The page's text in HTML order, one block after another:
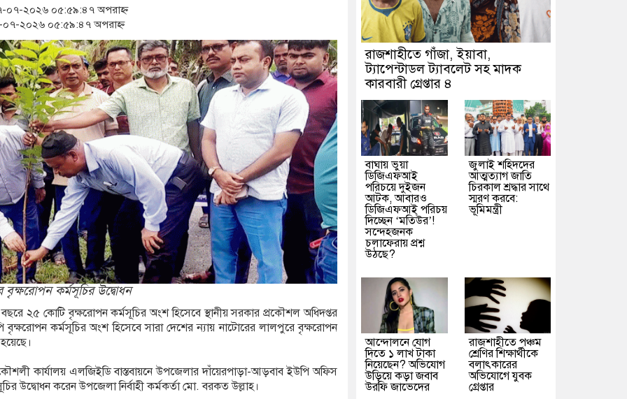
উপসর্গ নিয়ে আরও ৩ শিশুর মৃত্যু
উঠছে?
কারবারি গ্রেপ্তার
২০২৬ ০৫:৫৯:৪৭ অপরাহ্ন
২০২৬ ০৫:৫৯:৪৭ অপরাহ্ন
কর্মসূচির উদ্বোধন
বছরে ২৫ কোটি বৃক্ষরোপন কর্মসূচির অংশ হিসেবে স্থানীয় সরকার প্রকৌশল অধিদপ্তর
বৃক্ষরোপন কর্মসূচির অংশ হিসেবে সারা দেশের ন্যায় নাটোরের লালপুরে বৃক্ষরোপন
কার্যালয় এলজিইডি বাস্তবায়নে উপজেলার দাঁয়েরপাড়া-আড়বাব ইউপি অফিস
উদ্বোধন করেন উপজেলা নির্বাহী কর্মকর্তা মো. বরকত উল্লাহ।
রাজশাহীতে গাঁজা, ইয়াবা,
ট্যাপেন্টাডল ট্যাবলেট সহ মাদক
কারবারী গ্রেপ্তার ৪
বাঘায় ভুয়া
ডিজিএফআই
পরিচয়ে দুইজন
আটক, আবারও
ডিজিএফআই পরিচয়
দিচ্ছেন ‘মতিউর’!
সন্দেহজনক
চলাফেরায় প্রশ্ন
উঠছে?
জুলাই শহিদদের
আত্মত্যাগ জাতি
চিরকাল শ্রদ্ধার সাথে
স্মরণ করবে:
ভূমিমন্ত্রী
আন্দোলনে যোগ
দিতে ১ লাখ টাকা
নিয়েছেন? অভিযোগ
উড়িয়ে কড়া জবাব
উরফি জাভেদের
রাজশাহীতে পঞ্চম
শ্রেণির শিক্ষার্থীকে
বলাৎকারের
অভিযোগে যুবক
গ্রেপ্তার